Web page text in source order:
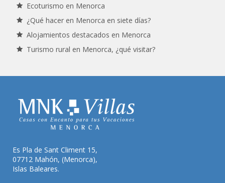
Ecoturismo en Menorca
¿Qué hacer en Menorca en siete días?
Alojamientos destacados en Menorca
Turismo rural en Menorca, ¿qué visitar?
Es Pla de Sant Climent 15,
07712 Mahón, (Menorca),
Islas Baleares.